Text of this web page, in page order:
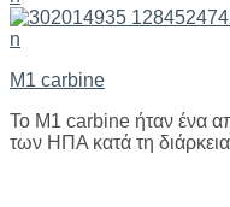
M1 carbine
To M1 carbine ήταν ένα
των ΗΠΑ κατά τη